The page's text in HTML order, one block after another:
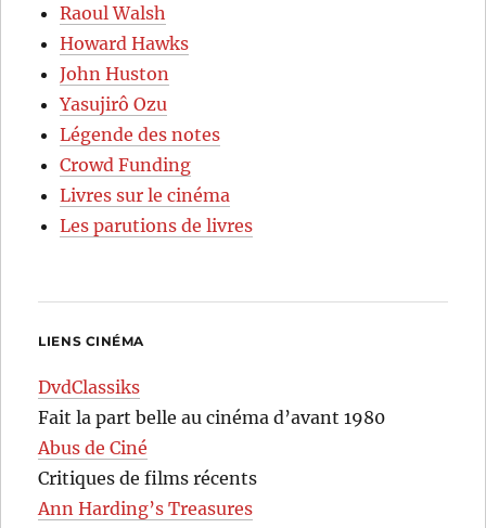
Raoul Walsh
Howard Hawks
John Huston
Yasujirô Ozu
Légende des notes
Crowd Funding
Livres sur le cinéma
Les parutions de livres
LIENS CINÉMA
DvdClassiks
Fait la part belle au cinéma d’avant 1980
Abus de Ciné
Critiques de films récents
Ann Harding’s Treasures